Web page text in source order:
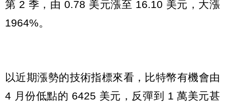
第 2 季，由 0.78 美元漲至 16.10 美元，大漲
1964%。
以近期漲勢的技術指標來看，比特幣有機會由
4 月份低點的 6425 美元，反彈到 1 萬美元甚